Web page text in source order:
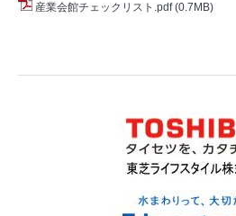
産業会館チェックリスト.pdf (0.7MB)